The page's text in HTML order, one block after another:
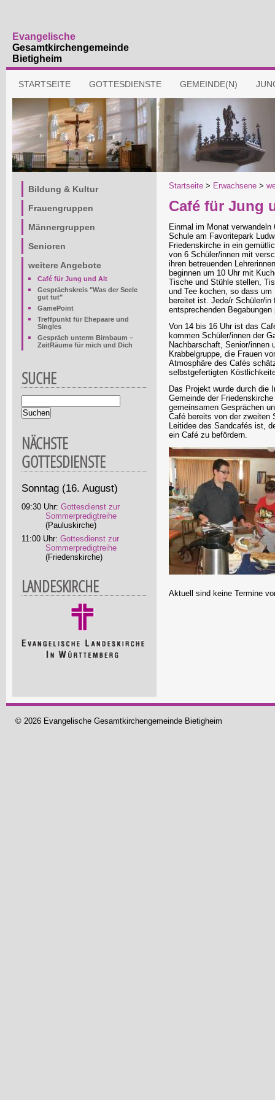
Evangelische
Gesamtkirchengemeinde
Bietigheim
Navigation
überspringen
STARTSEITE GOTTESDIENSTE GEMEINDE(N)
Startseite > Erwachsene >
Café für Jung
Einmal im Monat
Schule am Favoritepark
Friedenskirche in ein
von 6 Schüler/innen mit
ihren betreuenden
beginnen um 10 Uhr mit
Tische und Stühle stellen,
und Tee kochen, so dass
bereitet ist. Jede/r Schüler/
entsprechenden
Von 14 bis 16 Uhr ist das
kommen Schüler/innen der
Nachbarschaft, Senior/innen
Krabbelgruppe, die Frauen
Atmosphäre des Cafés
selbstgefertigten
Das Projekt wurde durch die
Gemeinde der
gemeinsamen Gesprächen
Café bereits von der zweiten
Leitidee des Sandcafés ist,
ein Café zu befördern.
Aktuell sind keine Termine
Navigation
überspringen
Bildung & Kultur
Frauengruppen
Männergruppen
Senioren
weitere Angebote
Café für Jung und Alt
Gesprächskreis "Was der Seele
gut tut"
GamePoint
Treffpunkt für Ehepaare und
Singles
Gespräch unterm Birnbaum –
ZeitRäume für mich und Dich
SUCHE
NÄCHSTE
GOTTESDIENSTE
Sonntag (16. August)
09:30 Uhr: Gottesdienst zur
Sommerpredigtreihe
(Pauluskirche)
11:00 Uhr: Gottesdienst zur
Sommerpredigtreihe
(Friedenskirche)
LANDESKIRCHE
© 2026 Evangelische Gesamtkirchengemeinde Bietigheim